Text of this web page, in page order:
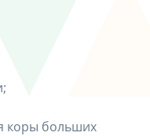
коры больших